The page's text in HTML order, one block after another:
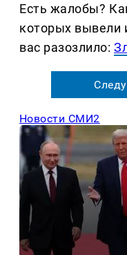
Есть жалобы?
которых вывели
вас разозлило:
Новости СМИ2